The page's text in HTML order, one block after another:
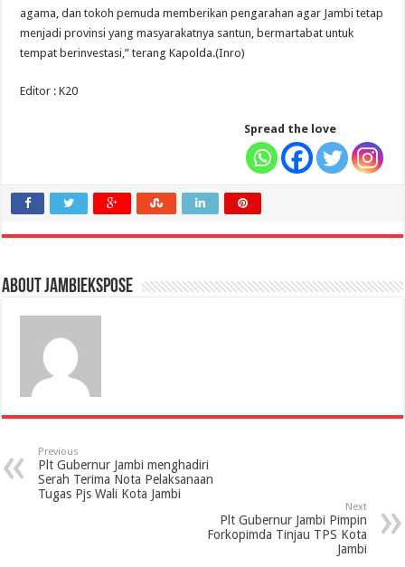
agama, dan tokoh pemuda memberikan pengarahan agar Jambi tetap
menjadi provinsi yang masyarakatnya santun, bermartabat untuk
tempat berinvestasi,” terang Kapolda.(Inro)
Editor : K20
Spread the love
About jambiekspose
Previous
Plt Gubernur Jambi menghadiri
Serah Terima Nota Pelaksanaan
Tugas Pjs Wali Kota Jambi
Next
Plt Gubernur Jambi Pimpin
Forkopimda Tinjau TPS Kota
Jambi